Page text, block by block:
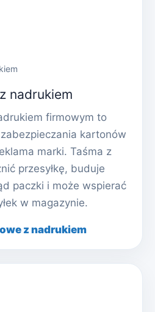
nadrukiem
firmowym to
kartonów
marki. Taśma z
przesyłkę, buduje
paczki i może wspierać
w magazynie.
z nadrukiem